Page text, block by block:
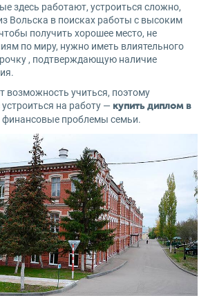
здесь работают, устроиться сложно,
Вольска в поисках работы с высоким
получить хорошее место, не
по миру, нужно иметь влиятельного
, подтверждающую наличие
возможность учиться, поэтому
на работу — купить диплом в
финансовые проблемы семьи.